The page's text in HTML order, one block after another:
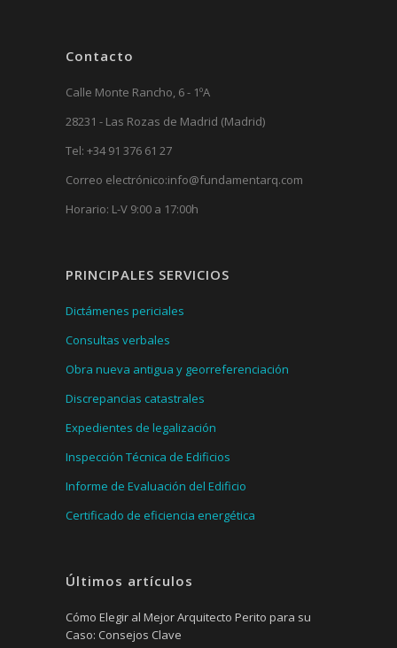
Contacto
Calle Monte Rancho, 6 - 1ºA
28231 - Las Rozas de Madrid (Madrid)
Tel: +34 91 376 61 27
Correo electrónico:info@fundamentarq.com
Horario: L-V 9:00 a 17:00h
PRINCIPALES SERVICIOS
Dictámenes periciales
Consultas verbales
Obra nueva antigua y georreferenciación
Discrepancias catastrales
Expedientes de legalización
Inspección Técnica de Edificios
Informe de Evaluación del Edificio
Certificado de eficiencia energética
Últimos artículos
Cómo Elegir al Mejor Arquitecto Perito para su
Caso: Consejos Clave